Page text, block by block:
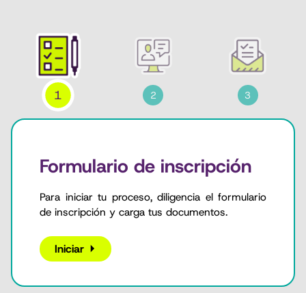
Formulario de inscripción
Para iniciar tu proceso, diligencia el formulario
de inscripción y carga tus documentos.
Iniciar